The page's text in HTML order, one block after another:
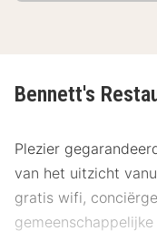
Bennett's
Plezier
van het uitzicht
gratis wifi,
gemeenschappelijke